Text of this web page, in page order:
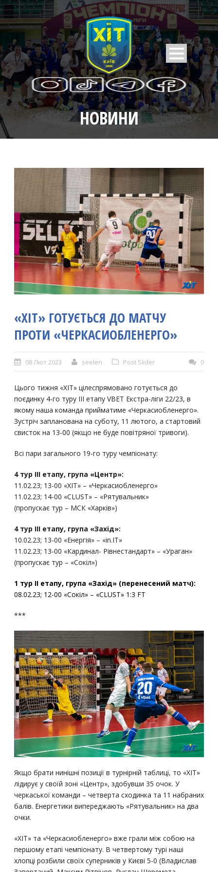
НОВИНИ
«ХІТ» ГОТУЄТЬСЯ ДО МАТЧУ
ПРОТИ «ЧЕРКАСИОБЛЕНЕРГО»
08 Лют 2023 seelen Post Slider 0
Цього тижня «ХІТ» цілеспрямовано готується до
поєдинку 4-го туру ІІІ етапу VBET Екстра-ліги 22/23, в
якому наша команда прийматиме «Черкасиобленерго».
Зустріч запланована на суботу, 11 лютого, а стартовий
свисток на 13-00 (якщо не буде повітряної тривоги).
Всі пари загального 19-го туру чемпіонату:
4 тур ІІІ етапу, група «Центр»:
11.02.23; 13-00 «ХІТ» – «Черкасиобленерго»
11.02.23; 14-00 «CLUST» – «Рятувальник»
(пропускає тур – МСК «Харків»)
4 тур ІІІ етапу, група «Захід»:
10.02.23; 13-00 «Енергія» – «іn.IT»
11.02.23; 13-00 «Кардинал- Рівнестандарт» – «Ураган»
(пропускає тур – «Сокіл»)
1 тур ІІ етапу, група «Захід» (перенесений матч):
08.02.23; 12-00 «Сокіл» – «CLUST» 1:3 FT
***
Якщо брати нинішні позиції в турнірній таблиці, то «ХІТ»
лідирує у своїй зоні «Центр», здобувши 35 очок. У
черкаської команди – четверта сходинка та 11 набраних
балів. Енергетики випереджають «Рятувальник» на два
очки.
«ХІТ» та «Черкасиобленерго» вже грали між собою на
першому етапі чемпіонату. В четвертому турі наші
хлопці розбили своїх суперників у Києві 5-0 (Владислав